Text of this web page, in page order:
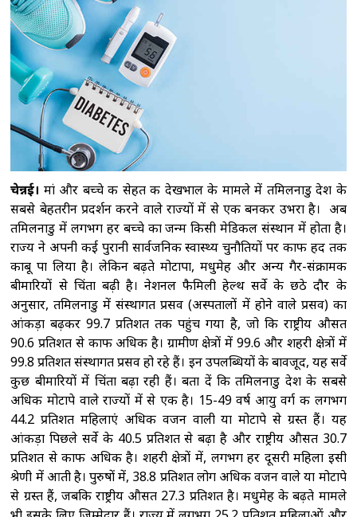
दावा : निगरानी की कमी बनी नीट पेपर लीक की वजह,
विशेषज्ञों की जांच और तलाशी नहीं हुई
भागवत के 'जेन-जी' वाले बयान पर भाजपा सांसद बोले,
छात्र अब विपक्ष के बहकावे में नहीं आने
वाले
झारखंड: जेपीएससी गड़बड़ी के मुख्य आरोपी
अभय तिवारी के ससुर को लिया हिरासत में, रिश्तेदारों की
संपत्तियों की जांच शुरू
सरकार पर युवाओं को गुमराह करने का लगाया
आरोप
चेन्नई। मां और बच्चे की सेहत की देखभाल के मामले में तमिलनाडु देश के
सबसे बेहतरीन प्रदर्शन करने वाले राज्यों में से एक बनकर उभरा है। अब
तमिलनाडु में लगभग हर बच्चे का जन्म किसी मेडिकल संस्थान में होता है।
राज्य ने अपनी कई पुरानी सार्वजनिक स्वास्थ्य चुनौतियों पर काफी हद तक
काबू पा लिया है। लेकिन बढ़ते मोटापा, मधुमेह और अन्य गैर-संक्रामक
बीमारियों से चिंता बढ़ी है। नेशनल फैमिली हेल्थ सर्वे के छठे दौर के
अनुसार, तमिलनाडु में संस्थागत प्रसव (अस्पतालों में होने वाले प्रसव) का
आंकड़ा बढ़कर 99.7 प्रतिशत तक पहुंच गया है, जो कि राष्ट्रीय औसत
90.6 प्रतिशत से काफी अधिक है। ग्रामीण क्षेत्रों में 99.6 और शहरी क्षेत्रों में
99.8 प्रतिशत संस्थागत प्रसव हो रहे हैं। इन उपलब्धियों के बावजूद, यह सर्वे
कुछ बीमारियों में चिंता बढ़ा रही हैं। बता दें कि तमिलनाडु देश के सबसे
अधिक मोटापे वाले राज्यों में से एक है। 15-49 वर्ष आयु वर्ग की लगभग
44.2 प्रतिशत महिलाएं अधिक वजन वाली या मोटापे से ग्रस्त हैं। यह
आंकड़ा पिछले सर्वे के 40.5 प्रतिशत से बढ़ा है और राष्ट्रीय औसत 30.7
प्रतिशत से काफी अधिक है। शहरी क्षेत्रों में, लगभग हर दूसरी महिला इसी
श्रेणी में आती है। पुरुषों में, 38.8 प्रतिशत लोग अधिक वजन वाले या मोटापे
से ग्रस्त हैं, जबकि राष्ट्रीय औसत 27.3 प्रतिशत है। मधुमेह के बढ़ते मामले